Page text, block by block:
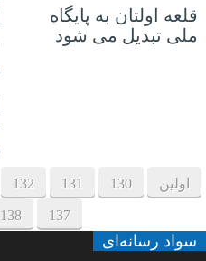
قلعه اولتان به پایگاه
ملی تبدیل می شود
اولین 130
131
132
137
138
سواد رسانه‌ای